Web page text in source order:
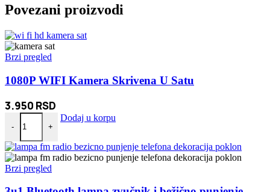
Povezani proizvodi
Brzi pregled
1080P WIFI Kamera Skrivena U Satu
3.950 RSD
-
1080P WIFI Kamera Skrivena U Satu količina
+
Dodaj u korpu
Brzi pregled